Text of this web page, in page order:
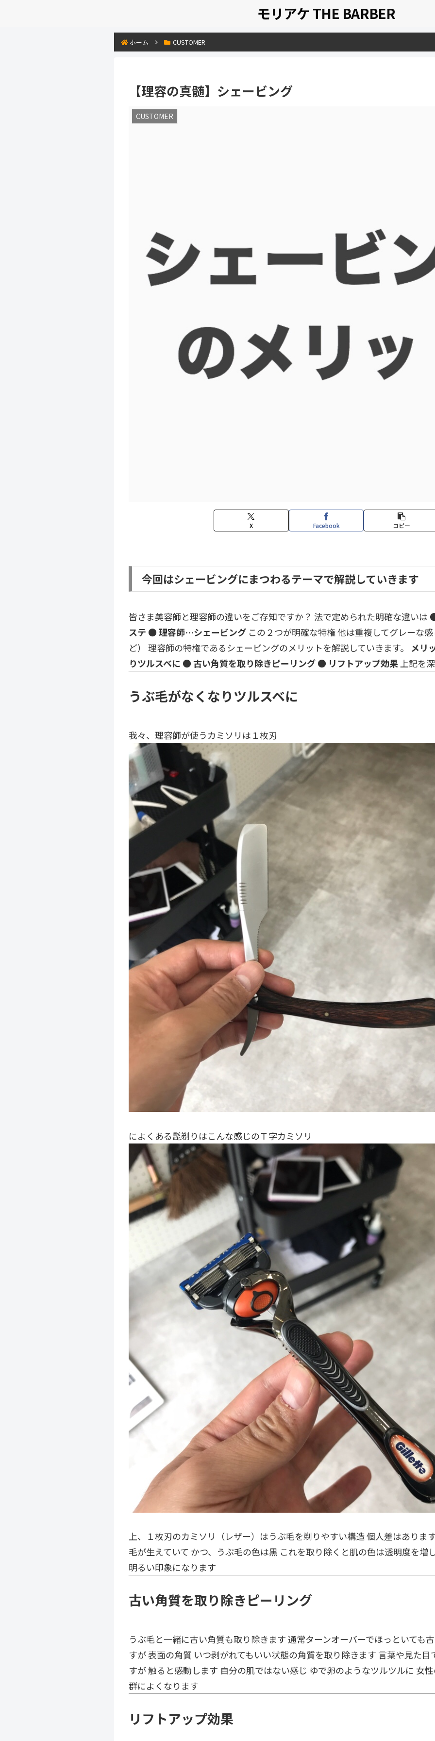
モリアケ THE BARBER
ホーム CUSTOMER
【理容の真髄】シェービング
CUSTOMER
X Facebook コピー
今回はシェービングにまつわるテーマで解説していきます
皆さま美容師と理容師の違いをご存知ですか？ 法で定められた明確な違いは
ステ ● 理容師…シェービング この２つが明確な特権 他は重複してグレーな
ど） 理容師の特権であるシェービングのメリットを解説していきます。 メリ
りツルスベに ● 古い角質を取り除きピーリング● リフトアップ効果上記を
うぶ毛がなくなりツルスベに
我々、理容師が使うカミソリは１枚刃
によくある髭剃りはこんな感じのＴ字カミソリ
上、１枚刃のカミソリ（レザー）はうぶ毛を剃りやすい構造 個人差はありま
毛が生えていて かつ、うぶ毛の色は黒 これを取り除くと肌の色は透明度を増
明るい印象になります
古い角質を取り除きピーリング
うぶ毛と一緒に古い角質も取り除きます 通常ターンオーバーでほっといても
すが 表面の角質 いつ剥がれてもいい状態の角質を取り除きます 言葉や見た
すが 触ると感動します 自分の肌ではない感じ ゆで卵のようなツルツルに 女
群によくなります
リフトアップ効果